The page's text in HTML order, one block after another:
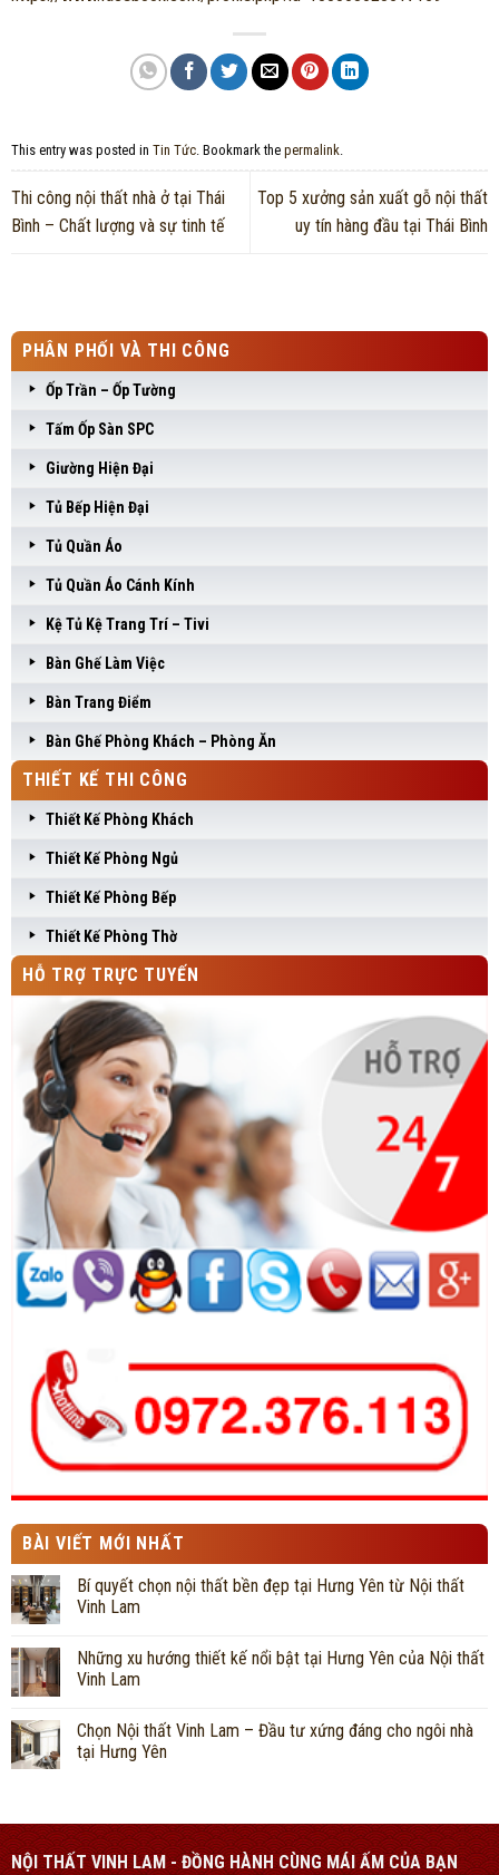
This entry was posted in Tin Tức. Bookmark the permalink.
Thi công nội thất nhà ở tại Thái
Bình – Chất lượng và sự tinh tế
Top 5 xưởng sản xuất gỗ nội thất
uy tín hàng đầu tại Thái Bình
PHÂN PHỐI VÀ THI CÔNG
Ốp Trần – Ốp Tường
Tấm Ốp Sàn SPC
Giường Hiện Đại
Tủ Bếp Hiện Đại
Tủ Quần Áo
Tủ Quần Áo Cánh Kính
Kệ Tủ Kệ Trang Trí – Tivi
Bàn Ghế Làm Việc
Bàn Trang Điểm
Bàn Ghế Phòng Khách – Phòng Ăn
THIẾT KẾ THI CÔNG
Thiết Kế Phòng Khách
Thiết Kế Phòng Ngủ
Thiết Kế Phòng Bếp
Thiết Kế Phòng Thờ
HỖ TRỢ TRỰC TUYẾN
BÀI VIẾT MỚI NHẤT
Bí quyết chọn nội thất bền đẹp tại Hưng Yên từ Nội thất
Vinh Lam
Những xu hướng thiết kế nổi bật tại Hưng Yên của Nội thất
Vinh Lam
Chọn Nội thất Vinh Lam – Đầu tư xứng đáng cho ngôi nhà
tại Hưng Yên
NỘI THẤT VINH LAM - ĐỒNG HÀNH CÙNG MÁI ẤM CỦA BẠN